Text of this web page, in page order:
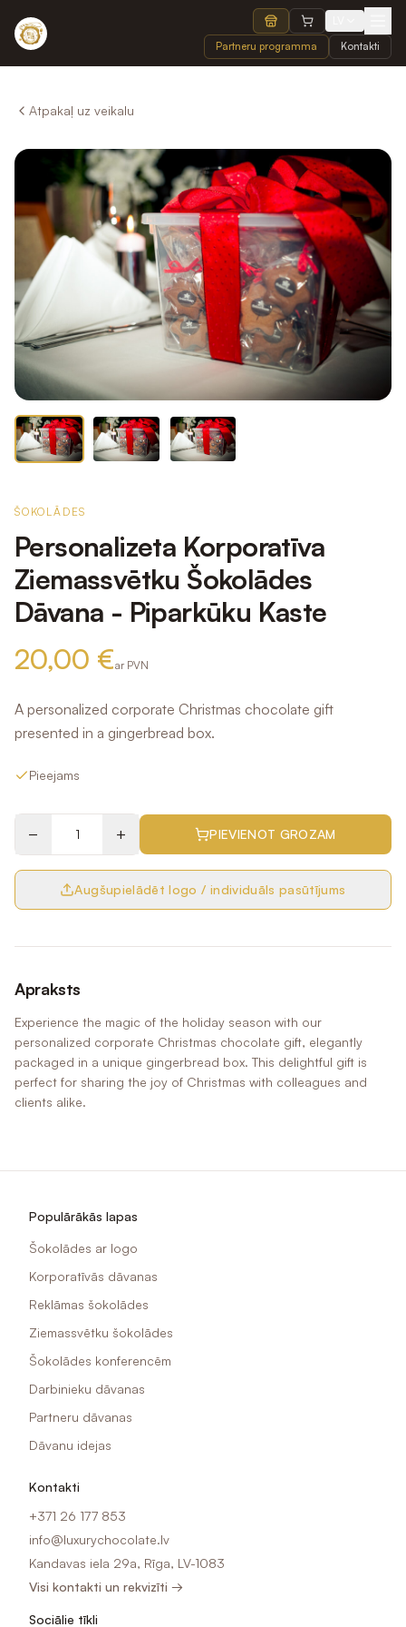
Partneru programma Kontakti
Atpakaļ uz veikalu
ŠOKOLĀDES
Personalizeta Korporatīva
Ziemassvētku Šokolādes
Dāvana - Piparkūku Kaste
20,00 €ar PVN
A personalized corporate Christmas chocolate gift
presented in a gingerbread box.
Pieejams
− + PIEVIENOT GROZAM
Augšupielādēt logo / individuāls pasūtījums
Apraksts
Experience the magic of the holiday season with our
personalized corporate Christmas chocolate gift, elegantly
packaged in a unique gingerbread box. This delightful gift is
perfect for sharing the joy of Christmas with colleagues and
clients alike.
Populārākās lapas
Šokolādes ar logo
Korporatīvās dāvanas
Reklāmas šokolādes
Ziemassvētku šokolādes
Šokolādes konferencēm
Darbinieku dāvanas
Partneru dāvanas
Dāvanu idejas
Kontakti
+371 26 177 853
info@luxurychocolate.lv
Kandavas iela 29a, Rīga, LV-1083
Visi kontakti un rekvizīti →
Sociālie tīkli